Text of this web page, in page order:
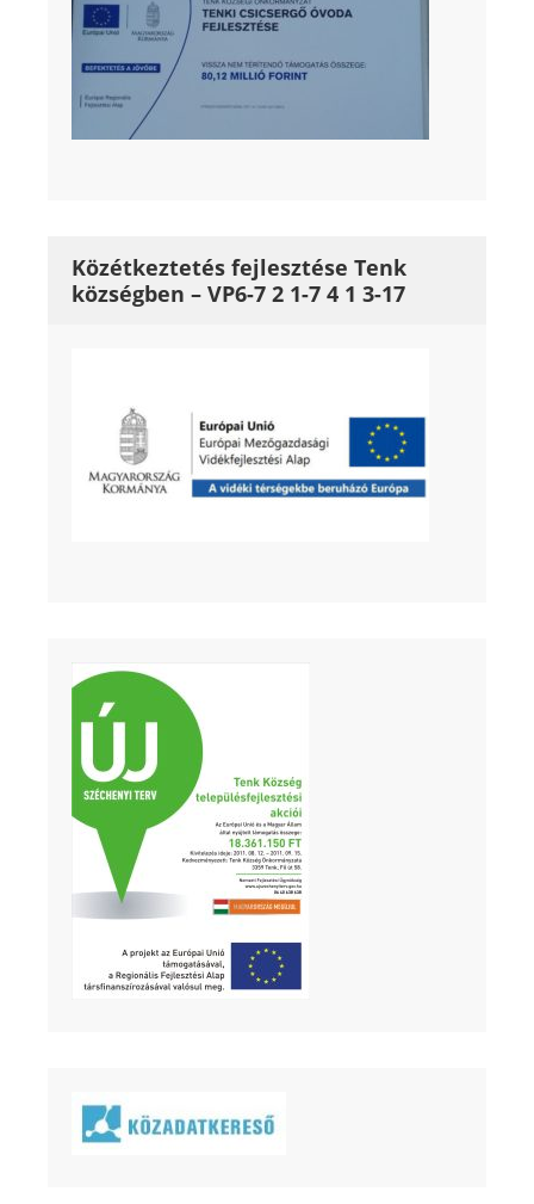
Közétkeztetés fejlesztése Tenk
községben – VP6-7 2 1-7 4 1 3-17